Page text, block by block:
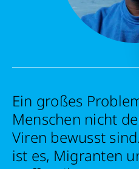
Ein großes
Menschen nicht
Viren bewusst
ist es, Migranten